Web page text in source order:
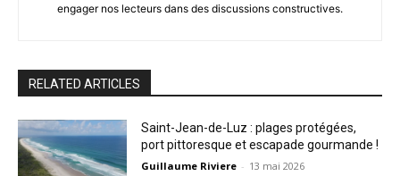
engager nos lecteurs dans des discussions constructives.
RELATED ARTICLES
Saint-Jean-de-Luz : plages protégées,
port pittoresque et escapade gourmande !
Guillaume Riviere - 13 mai 2026